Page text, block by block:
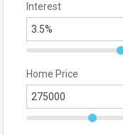
Interest
Home Price